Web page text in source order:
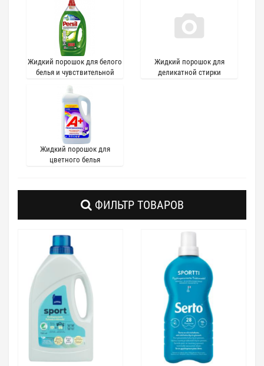
Жидкий порошок для белого
белья и чувствительной
Жидкий порошок для
деликатной стирки
Жидкий порошок для
цветного белья
ФИЛЬТР ТОВАРОВ